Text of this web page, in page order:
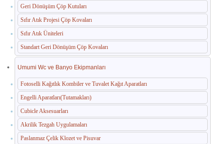
Geri Dönüşüm Çöp Kutuları
Sıfır Atık Projesi Çöp Kovaları
Sıfır Atık Üniteleri
Standart Geri Dönüşüm Çöp Kovaları
Umumi Wc ve Banyo Ekipmanları
Fotoselli Kağıtlık Kombiler ve Tuvalet Kağıt Aparatları
Engelli Aparatları(Tutamakları)
Cubicle Aksesuarları
Akrilik Tezgah Uygulamaları
Paslanmaz Çelik Klozet ve Pisuvar